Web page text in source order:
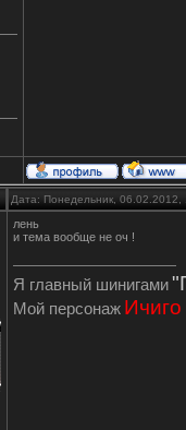
Дата: Понедельник,
лень
и тема вообще не оч !
Я главный шинигами
Мой персонаж